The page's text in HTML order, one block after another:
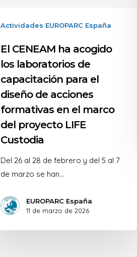
Actividades EUROPARC España
El CENEAM ha acogido
los laboratorios de
capacitación para el
diseño de acciones
formativas en el marco
del proyecto LIFE
Custodia
Del 26 al 28 de febrero y del 5 al 7
de marzo se han…
EUROPARC España
11 de marzo de 2026